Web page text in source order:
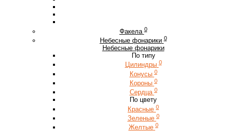
Факела 0
Небесные фонарики 0
Небесные фонарики
По типу
Цилиндры 0
Конусы 0
Короны 0
Сердца 0
По цвету
Красные 0
Зеленые 0
Желтые 0